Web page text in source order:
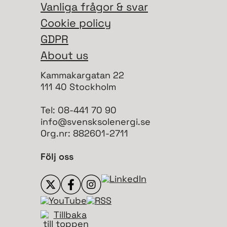
Vanliga frågor & svar
Cookie policy
GDPR
About us
Kammakargatan 22
111 40 Stockholm
Tel: 08-441 70 90
info@svensksolenergi.se
Org.nr: 882601-2711
Följ oss